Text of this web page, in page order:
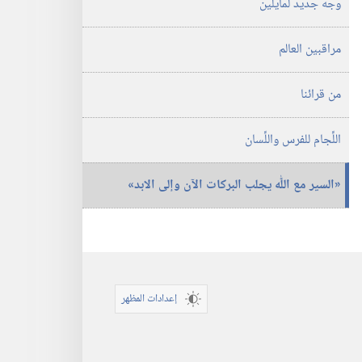
وجه جديد لمايلين
مراقبين العالم
من قرائنا
اللِّجام للفرس واللِّسان
‏«السير مع اللّٰه يجلب البركات الآن وإلى الابد»‏
إعدادات المظهر